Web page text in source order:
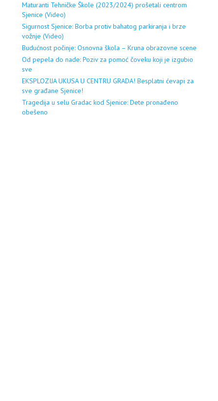
Maturanti Tehničke Škole (2023/2024) prošetali centrom
Sjenice (Video)
Sigurnost Sjenice: Borba protiv bahatog parkiranja i brze
vožnje (Video)
Budućnost počinje: Osnovna škola – Kruna obrazovne scene
Od pepela do nade: Poziv za pomoć čoveku koji je izgubio
sve
EKSPLOZIJA UKUSA U CENTRU GRADA! Besplatni ćevapi za
sve građane Sjenice!
Tragedija u selu Gradac kod Sjenice: Dete pronađeno
obešeno